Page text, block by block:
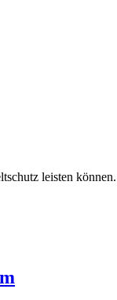
leisten können.